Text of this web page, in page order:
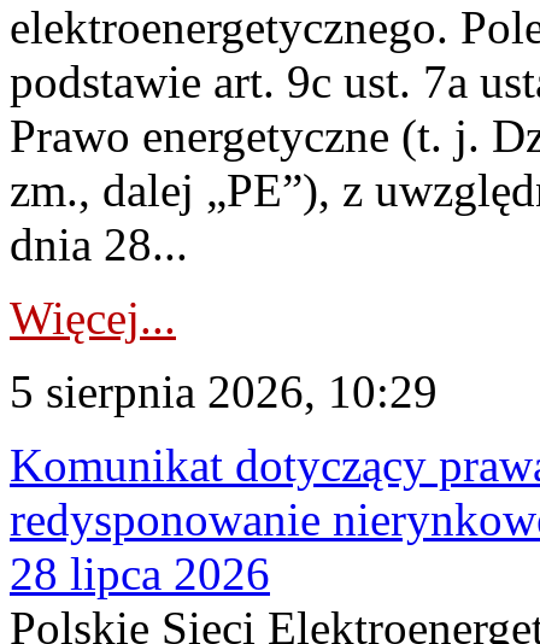
elektroenergetycznego.
podstawie art. 9c ust. 7a
Prawo energetyczne (t. j.
zm., dalej „PE”), z
dnia 28...
Więcej...
5 sierpnia 2026, 10:29
Komunikat dotyczący
redysponowanie
28 lipca 2026
Polskie Sieci